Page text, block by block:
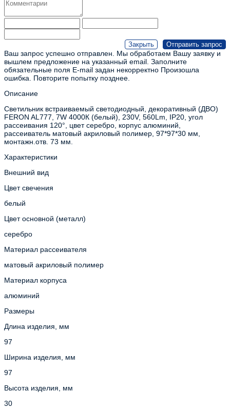
Ваш запрос успешно отправлен. Мы обработаем Вашу заявку и
вышлем предложение на указанный email. Заполните
обязательные поля E-mail задан некорректно Произошла
ошибка. Повторите попытку позднее.
Описание
Светильник встраиваемый светодиодный, декоративный (ДВО)
FERON AL777, 7W 4000К (белый), 230V, 560Lm, IP20, угол
рассеивания 120°, цвет серебро, корпус алюминий,
рассеиватель матовый акриловый полимер, 97*97*30 мм,
монтажн.отв. 73 мм.
Характеристики
Внешний вид
Цвет свечения
белый
Цвет основной (металл)
серебро
Материал рассеивателя
матовый акриловый полимер
Материал корпуса
алюминий
Размеры
Длина изделия, мм
97
Ширина изделия, мм
97
Высота изделия, мм
30